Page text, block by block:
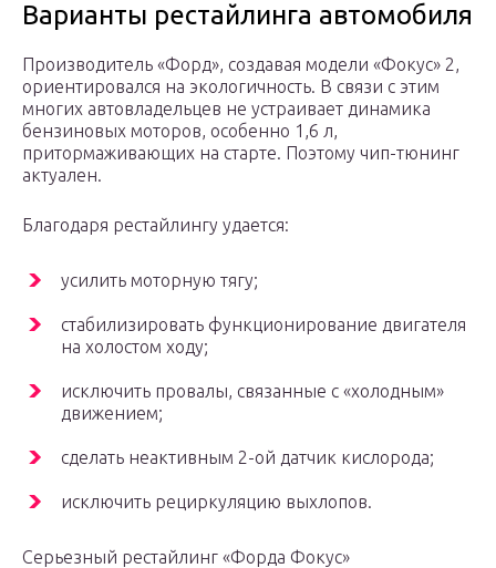
Варианты рестайлинга автомобиля
Производитель «Форд», создавая модели «Фокус» 2,
ориентировался на экологичность. В связи с этим
многих автовладельцев не устраивает динамика
бензиновых моторов, особенно 1,6 л,
притормаживающих на старте. Поэтому чип-тюнинг
актуален.
Благодаря рестайлингу удается:
усилить моторную тягу;
стабилизировать функционирование двигателя
на холостом ходу;
исключить провалы, связанные с «холодным»
движением;
сделать неактивным 2-ой датчик кислорода;
исключить рециркуляцию выхлопов.
Серьезный рестайлинг «Форда Фокус»